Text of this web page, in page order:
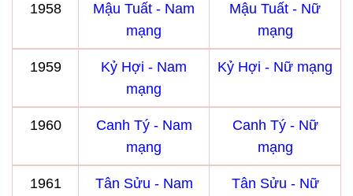
1958
Mậu Tuất - Nam
mạng
Mậu Tuất - Nữ
mạng
1959
Kỷ Hợi - Nam
mạng
Kỷ Hợi - Nữ mạng
1960
Canh Tý - Nam
mạng
Canh Tý - Nữ
mạng
1961
Tân Sửu - Nam
Tân Sửu - Nữ